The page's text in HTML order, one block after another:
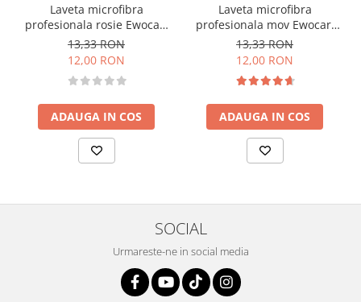
Laveta microfibra
profesionala rosie Ewocar,
40x40cm, 400gsm
13,33 RON
12,00 RON
ADAUGA IN COS
Laveta microfibra
profesionala mov Ewocar,
40x40cm, 400gsm
13,33 RON
12,00 RON
ADAUGA IN COS
SOCIAL
Urmareste-ne in social media